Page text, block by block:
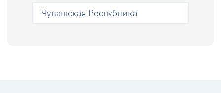
Чувашская Республика